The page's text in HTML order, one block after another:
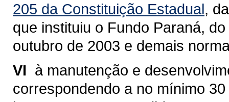
205 da Constituição Estadual,
que instituiu o Fundo Paraná,
outubro de 2003 e demais
VI  à manutenção e
correspondendo a no mínimo